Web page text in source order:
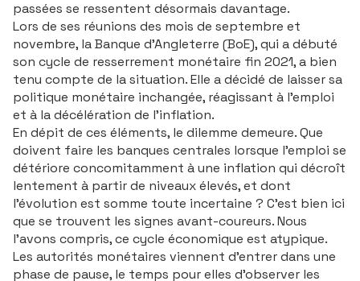
passées se ressentent désormais davantage.
Lors de ses réunions des mois de septembre et
novembre, la Banque d’Angleterre (BoE), qui a débuté
son cycle de resserrement monétaire fin 2021, a bien
tenu compte de la situation. Elle a décidé de laisser sa
politique monétaire inchangée, réagissant à l’emploi
et à la décélération de l’inflation.
En dépit de ces éléments, le dilemme demeure. Que
doivent faire les banques centrales lorsque l’emploi se
détériore concomitamment à une inflation qui décroît
lentement à partir de niveaux élevés, et dont
l’évolution est somme toute incertaine ? C’est bien ici
que se trouvent les signes avant-coureurs. Nous
l’avons compris, ce cycle économique est atypique.
Les autorités monétaires viennent d’entrer dans une
phase de pause, le temps pour elles d’observer les